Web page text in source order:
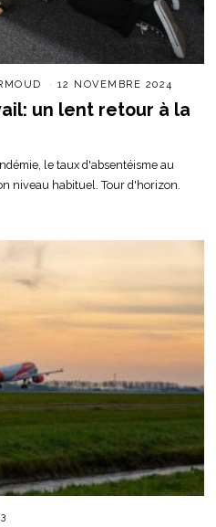
12 NOVEMBRE 2024
un lent retour à la
le taux d'absentéisme au
niveau habituel. Tour d'horizon.